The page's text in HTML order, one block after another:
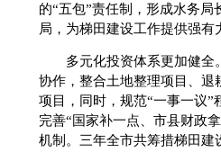
的“五包”责任制，形成水务
局，为梯田建设工作提供强有
多元化投资体系更加健全。
协作，整合土地整理项目、退
项目，同时，规范“一事一议”
完善“国家补一点、市县财政
机制。三年全市共筹措梯田建